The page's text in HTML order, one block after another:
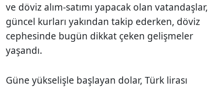
ve döviz alım-satımı yapacak olan vatandaşlar,
güncel kurları yakından takip ederken, döviz
cephesinde bugün dikkat çeken gelişmeler
yaşandı.
Güne yükselişle başlayan dolar, Türk lirası